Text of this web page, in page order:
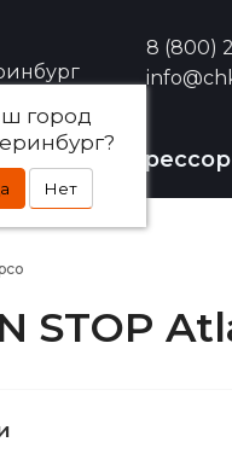
город
Нет
8 (800)
БУ-
STOP